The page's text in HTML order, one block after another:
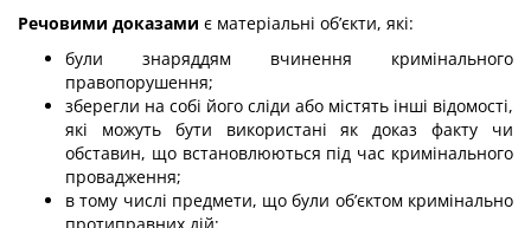
Речовими доказами є матеріальні об’єкти, які:
були знаряддям вчинення кримінального
правопорушення;
зберегли на собі його сліди або містять інші відомості,
які можуть бути використані як доказ факту чи
обставин, що встановлюються під час кримінального
провадження;
в тому числі предмети, що були об’єктом кримінально